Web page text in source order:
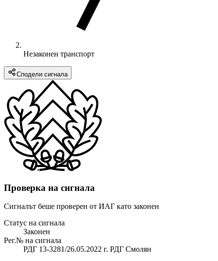
Незаконен транспорт
Сподели сигнала
Проверка на сигнала
Сигналът беше проверен от ИАГ като законен
Статус на сигнала
Законен
Рег.№ на сигнала
РДГ 13-3281/26.05.2022 г. РДГ Смолян